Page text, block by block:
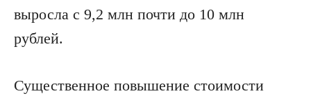
выросла с 9,2 млн почти до 10 млн
рублей.
Существенное повышение стоимости